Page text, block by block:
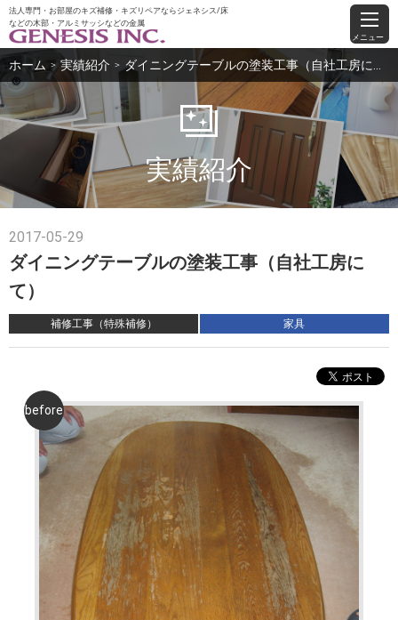
法人専門・お部屋のキズ補修・キズリペアならジェネシス/床
などの木部・アルミサッシなどの金属
メニュー
ホーム ＞ 実績紹介 ＞
実績紹介
2017-05-29
ダイニングテーブルの塗装工事（自社工房に
て）
補修工事（特殊補修） 家具